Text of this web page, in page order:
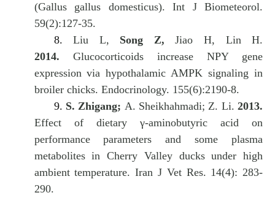
(Gallus gallus domesticus). Int J Biometeorol.
59(2):127-35.
8.Liu L, Song Z, Jiao H, Lin H.
2014. Glucocorticoids increase NPY gene
expression via hypothalamic AMPK signaling in
broiler chicks. Endocrinology. 155(6):2190-8.
9. S. Zhigang; A. Sheikhahmadi; Z. Li.2013.
Effect of dietary γ-aminobutyric acid on
performance parameters and some plasma
metabolites in Cherry Valley ducks under high
ambient temperature. Iran J Vet Res. 14(4): 283-
290.